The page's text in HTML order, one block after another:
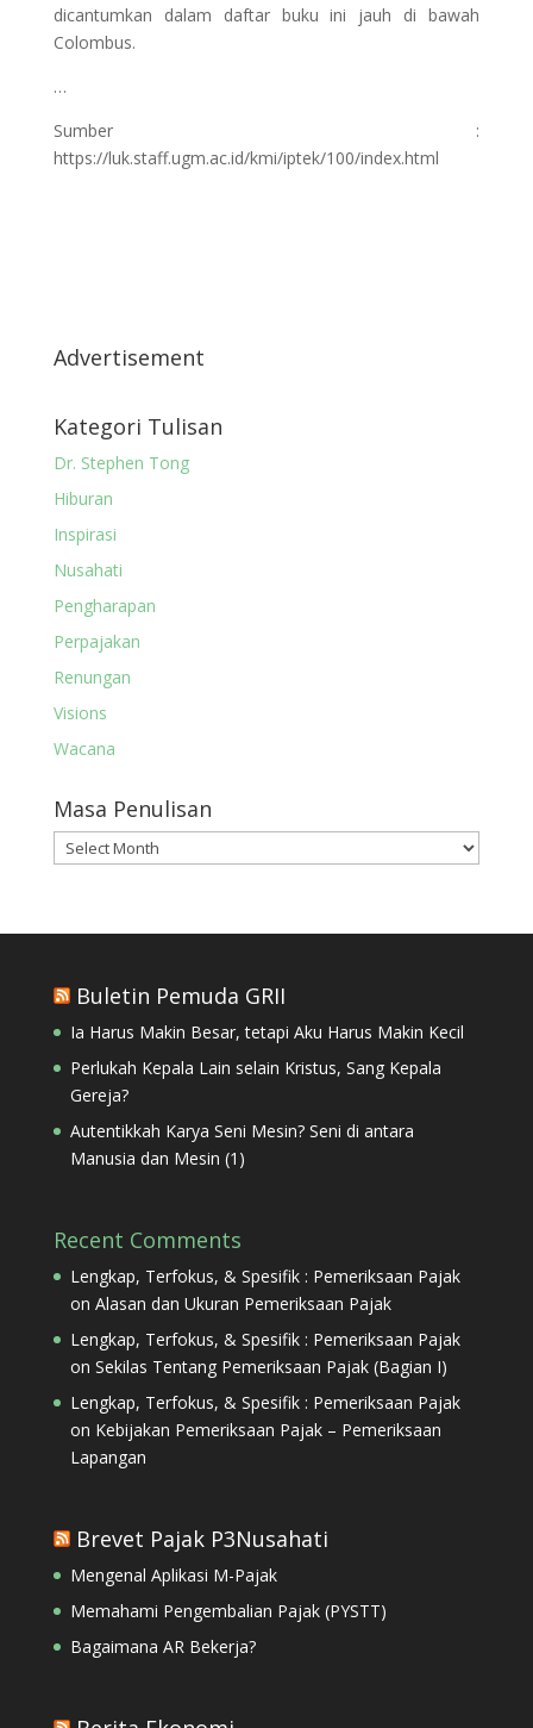
dicantumkan dalam daftar buku ini jauh di bawah
Colombus.
…
Sumber :
https://luk.staff.ugm.ac.id/kmi/iptek/100/index.html
Advertisement
Kategori Tulisan
Dr. Stephen Tong
Hiburan
Inspirasi
Nusahati
Pengharapan
Perpajakan
Renungan
Visions
Wacana
Masa Penulisan
Masa
Penulisan
Buletin Pemuda GRII
Ia Harus Makin Besar, tetapi Aku Harus Makin Kecil
Perlukah Kepala Lain selain Kristus, Sang Kepala
Gereja?
Autentikkah Karya Seni Mesin? Seni di antara
Manusia dan Mesin (1)
Recent Comments
Lengkap, Terfokus, & Spesifik : Pemeriksaan Pajak
on Alasan dan Ukuran Pemeriksaan Pajak
Lengkap, Terfokus, & Spesifik : Pemeriksaan Pajak
on Sekilas Tentang Pemeriksaan Pajak (Bagian I)
Lengkap, Terfokus, & Spesifik : Pemeriksaan Pajak
on Kebijakan Pemeriksaan Pajak – Pemeriksaan
Lapangan
Brevet Pajak P3Nusahati
Mengenal Aplikasi M-Pajak
Memahami Pengembalian Pajak (PYSTT)
Bagaimana AR Bekerja?